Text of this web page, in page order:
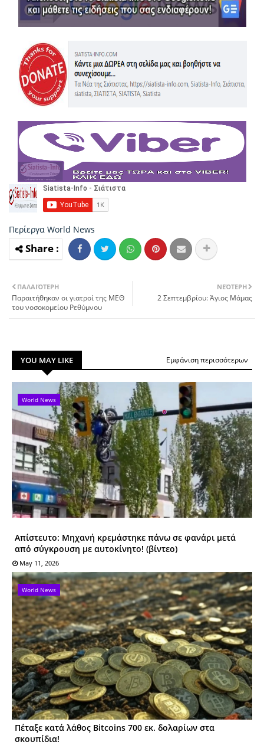
Περίεργα World News
ΝΕΌΤΕΡΗ
2 Σεπτεμβρίου: Άγιος Μάμας
ΠΑΛΑΙΌΤΕΡΗ
Παραιτήθηκαν οι γιατροί της ΜΕΘ
του νοσοκομείου Ρεθύμνου
YOU MAY LIKE Εμφάνιση περισσότερων
World News
Απίστευτο: Μηχανή κρεμάστηκε πάνω σε φανάρι μετά
από σύγκρουση με αυτοκίνητο! (βίντεο)
May 11, 2026
World News
Πέταξε κατά λάθος Bitcoins 700 εκ. δολαρίων στα
σκουπίδια!